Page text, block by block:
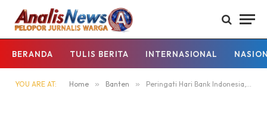
BERANDA TULIS BERITA INTERNASIONAL
YOU ARE AT: Home » Banten » Peringati Hari Bank Indonesia, Polda Banten Sampaikan Apresiasi dan Ucapan Selamat